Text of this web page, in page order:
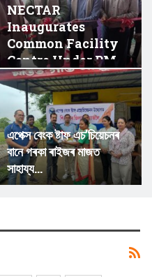
NECTAR
Inaugurates
Common Facility
Centre Under PM-
DevINE Scheme
At…
​এপেক্স বেংক ষ্টাফ এচ’চিয়েচনৰ
বানে গৰকা ৰাইজৰ মাজত
সাহায্য…